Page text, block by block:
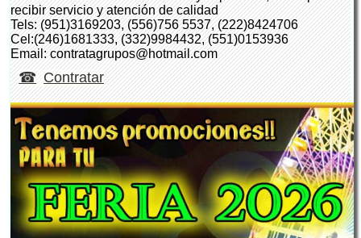
recibir servicio y atención de calidad
Tels: (951)3169203, (556)756 5537, (222)8424706
Cel:(246)1681333, (332)9984432, (551)0153936
Email: contratagrupos@hotmail.com
Contratar